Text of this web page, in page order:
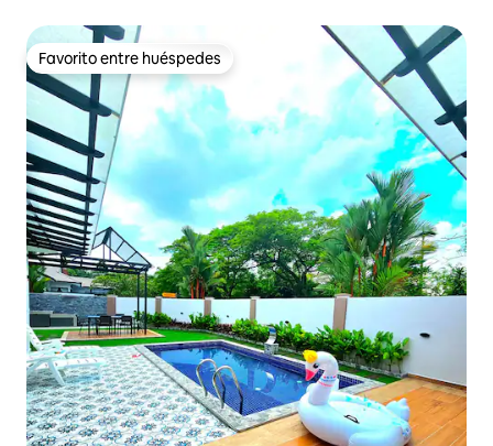
Favorito entre huéspedes
Favorito entre huéspedes